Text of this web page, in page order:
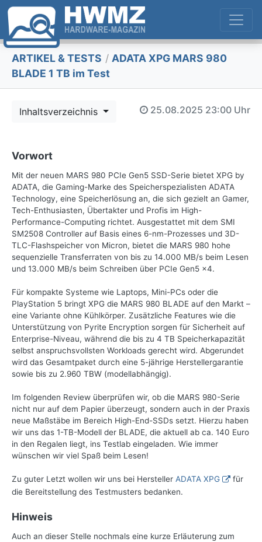
ARTIKEL & TESTS / ADATA XPG MARS 980
BLADE 1 TB im Test
Inhaltsverzeichnis 25.08.2025 23:00 Uhr
Vorwort
Mit der neuen MARS 980 PCIe Gen5 SSD-Serie bietet XPG by
ADATA, die Gaming-Marke des Speicherspezialisten ADATA
Technology, eine Speicherlösung an, die sich gezielt an Gamer,
Tech-Enthusiasten, Übertakter und Profis im High-
Performance-Computing richtet. Ausgestattet mit dem SMI
SM2508 Controller auf Basis eines 6-nm-Prozesses und 3D-
TLC-Flashspeicher von Micron, bietet die MARS 980 hohe
sequenzielle Transferraten von bis zu 14.000 MB/s beim Lesen
und 13.000 MB/s beim Schreiben über PCIe Gen5 x4.
Für kompakte Systeme wie Laptops, Mini-PCs oder die
PlayStation 5 bringt XPG die MARS 980 BLADE auf den Markt –
eine Variante ohne Kühlkörper. Zusätzliche Features wie die
Unterstützung von Pyrite Encryption sorgen für Sicherheit auf
Enterprise-Niveau, während die bis zu 4 TB Speicherkapazität
selbst anspruchsvollsten Workloads gerecht wird. Abgerundet
wird das Gesamtpaket durch eine 5-jährige Herstellergarantie
sowie bis zu 2.960 TBW (modellabhängig).
Im folgenden Review überprüfen wir, ob die MARS 980-Serie
nicht nur auf dem Papier überzeugt, sondern auch in der Praxis
neue Maßstäbe im Bereich High-End-SSDs setzt. Hierzu haben
wir uns das 1-TB-Modell der BLADE, die aktuell ab ca. 140 Euro
in den Regalen liegt, ins Testlab eingeladen. Wie immer
wünschen wir viel Spaß beim Lesen!
Zu guter Letzt wollen wir uns bei Hersteller ADATA XPG
für
die Bereitstellung des Testmusters bedanken.
Hinweis
Auch an dieser Stelle nochmals eine kurze Erläuterung zum